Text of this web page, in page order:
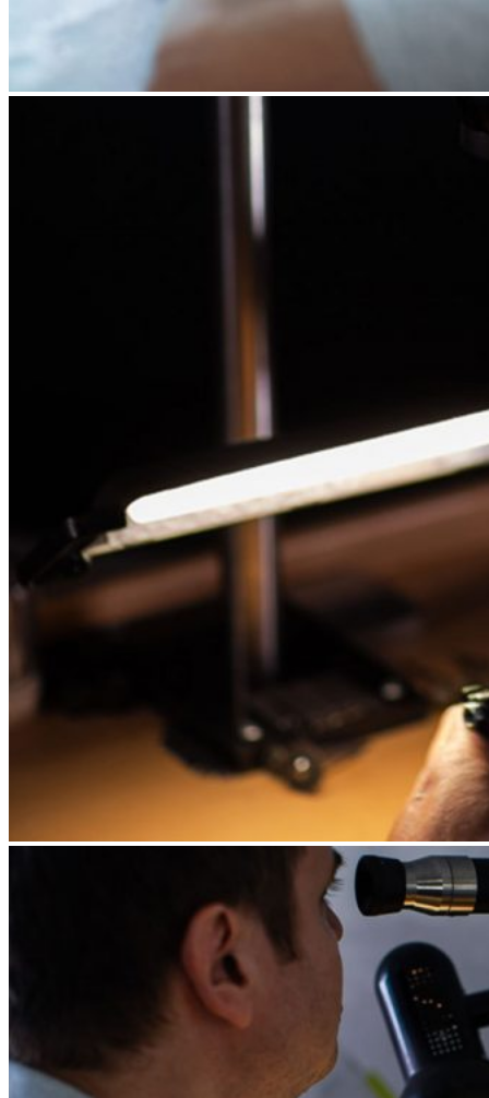
Zásnubné prstne z kolekcie Forever.
Romantic Collection
Zásnubné prstne z kolekcie Romantic.